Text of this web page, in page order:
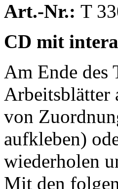
Art.-Nr.: T
CD mit
Am Ende des
Arbeitsblätter
von
aufkleben)
wiederholen
Mit den